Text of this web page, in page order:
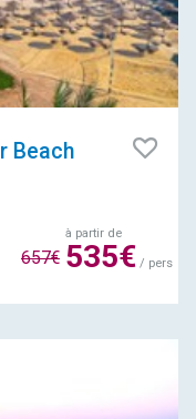
Beach
à partir de
535€/ pers
657€